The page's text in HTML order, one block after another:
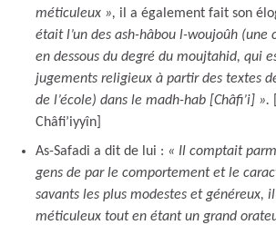
méticuleux », il a également fait son
était l’un des ash-hâbou l-woujoûh (une
en dessous du degré du moujtahid, qui
jugements religieux à partir des textes
de l’école) dans le madh-hab [Châfi’i] ».
Châfi’iyyîn]
As-Safadi a dit de lui : « Il comptait
gens de par le comportement et le
savants les plus modestes et généreux,
méticuleux tout en étant un grand